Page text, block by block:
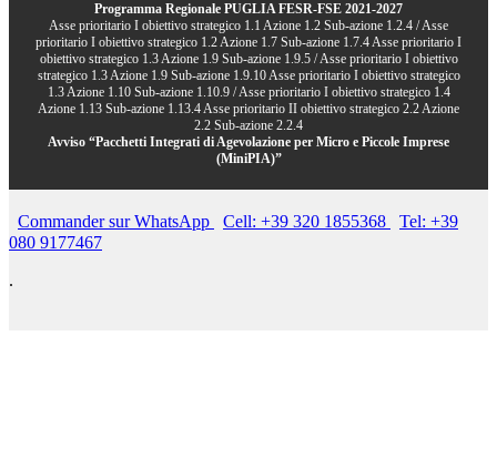
Programma Regionale PUGLIA FESR-FSE 2021-2027
Asse prioritario I obiettivo strategico 1.1 Azione 1.2 Sub-azione 1.2.4 / Asse
prioritario I obiettivo strategico 1.2 Azione 1.7 Sub-azione 1.7.4 Asse prioritario I
obiettivo strategico 1.3 Azione 1.9 Sub-azione 1.9.5 / Asse prioritario I obiettivo
strategico 1.3 Azione 1.9 Sub-azione 1.9.10 Asse prioritario I obiettivo strategico
1.3 Azione 1.10 Sub-azione 1.10.9 / Asse prioritario I obiettivo strategico 1.4
Azione 1.13 Sub-azione 1.13.4 Asse prioritario II obiettivo strategico 2.2 Azione
2.2 Sub-azione 2.2.4
Avviso “Pacchetti Integrati di Agevolazione per Micro e Piccole Imprese
(MiniPIA)”
Commander sur WhatsApp Cell: +39 320 1855368
Tel: +39
080 9177467
.